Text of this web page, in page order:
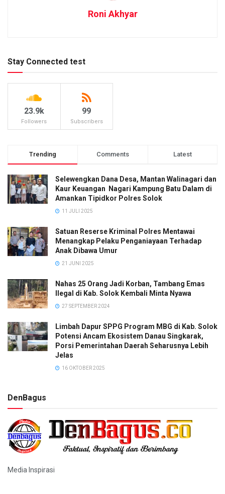
Roni Akhyar
Stay Connected test
23.9k
Followers
99
Subscribers
Trending Comments Latest
Selewengkan Dana Desa, Mantan Walinagari dan
Kaur Keuangan Nagari Kampung Batu Dalam di
Amankan Tipidkor Polres Solok
11 JULI 2025
Satuan Reserse Kriminal Polres Mentawai
Menangkap Pelaku Penganiayaan Terhadap
Anak Dibawa Umur
21 JUNI 2025
Nahas 25 Orang Jadi Korban, Tambang Emas
Ilegal di Kab. Solok Kembali Minta Nyawa
27 SEPTEMBER 2024
Limbah Dapur SPPG Program MBG di Kab. Solok
Potensi Ancam Ekosistem Danau Singkarak,
Porsi Pemerintahan Daerah Seharusnya Lebih
Jelas
16 OKTOBER 2025
DenBagus
Media Inspirasi